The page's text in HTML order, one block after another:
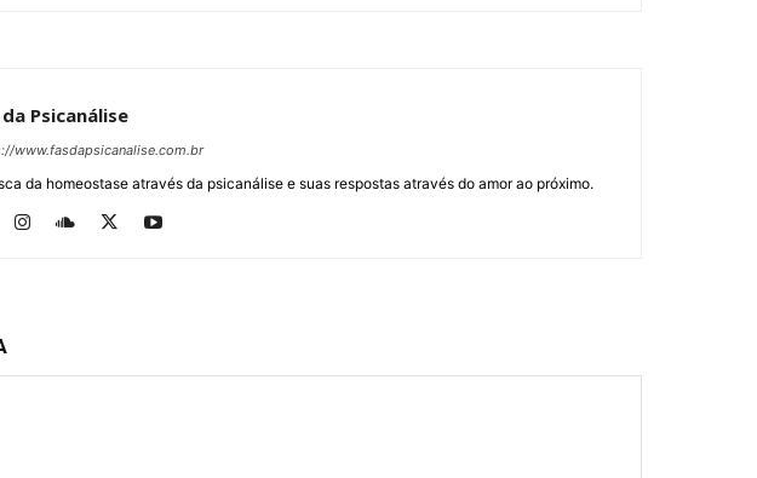
da Psicanálise
www.fasdapsicanalise.com.br
da homeostase através da psicanálise e suas respostas através do amor ao próximo.